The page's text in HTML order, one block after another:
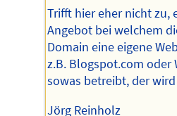
Trifft hier eher nicht zu,
Angebot bei welchem
Domain eine eigene
z.B. Blogspot.com oder
sowas betreibt, der
Jörg Reinholz